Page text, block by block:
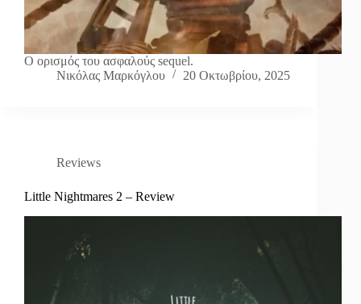
Ο ορισμός του ασφαλούς sequel.
Νικόλας Μαρκόγλου
20 Οκτωβρίου, 2025
Reviews
Little Nightmares 2 – Review